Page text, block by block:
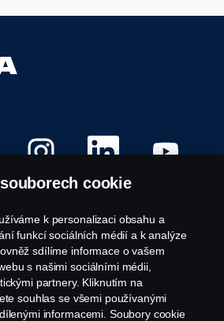
e
ř
e
e
n
a
n
o
v
é
a
r
O
e
ř
e
n
a
n
o
v
é
a
r
e
n
a
n
o
v
a
r
pracovní místa
Kariérní místa
Kontaktujte nás
Scania
cookie
k personalizaci obsahu a
funkcí sociálních médií a k analýze
sdílíme informace o vašem
s našimi sociálními médii,
partnery. Kliknutím na
souhlas se všemi používanými
informacemi. Soubory cookie